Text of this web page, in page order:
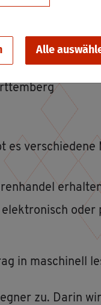
Alle
es ver­schie­de­ne
oder
in ma­schi­nell
zu. Darin